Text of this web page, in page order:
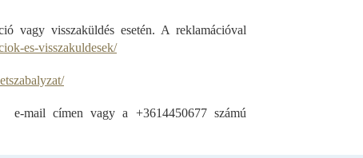
vagy visszaküldés esetén. A reklamációval
es-visszakuldesek/
e-mail címen vagy a +3614450677 számú